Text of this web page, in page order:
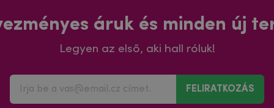
áruk és minden új
Legyen az első, aki hall róluk!
FELIRATKOZÁS